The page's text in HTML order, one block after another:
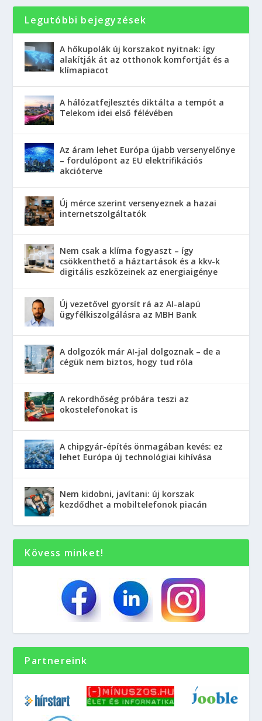
Legutóbbi bejegyzések
A hőkupolák új korszakot nyitnak: így
alakítják át az otthonok komfortját és a
klímapiacot
A hálózatfejlesztés diktálta a tempót a
Telekom idei első félévében
Az áram lehet Európa újabb versenyelőnye
– fordulópont az EU elektrifikációs
akcióterve
Új mérce szerint versenyeznek a hazai
internetszolgáltatók
Nem csak a klíma fogyaszt – így
csökkenthető a háztartások és a kkv-k
digitális eszközeinek az energiaigénye
Új vezetővel gyorsít rá az AI-alapú
ügyfélkiszolgálásra az MBH Bank
A dolgozók már AI-jal dolgoznak – de a
cégük nem biztos, hogy tud róla
A rekordhőség próbára teszi az
okostelefonokat is
A chipgyár-építés önmagában kevés: ez
lehet Európa új technológiai kihívása
Nem kidobni, javítani: új korszak
kezdődhet a mobiltelefonok piacán
Kövess minket!
Partnereink